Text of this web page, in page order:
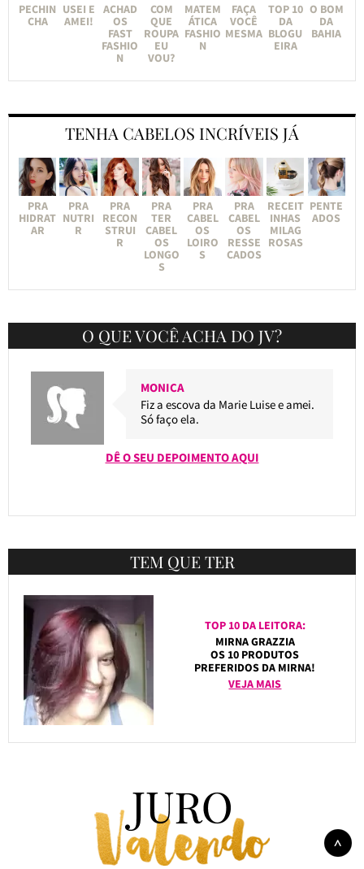
PECHIN
CHA
USEI E
AMEI!
ACHAD
OS
FAST
FASHIO
N
COM
QUE
ROUPA
EU
VOU?
MATEM
ÁTICA
FASHIO
N
FAÇA
VOCÊ
MESMA
TOP 10
DA
BLOGU
EIRA
O BOM
DA
BAHIA
TENHA CABELOS INCRÍVEIS JÁ
PRA
HIDRAT
AR
PRA
NUTRI
R
PRA
RECON
STRUI
R
PRA
TER
CABEL
OS
LONGO
S
PRA
CABEL
OS
LOIRO
S
PRA
CABEL
OS
RESSE
CADOS
RECEIT
INHAS
MILAG
ROSAS
PENTE
ADOS
O QUE VOCÊ ACHA DO JV?
MONICA
Fiz a escova da Marie Luise e amei.
Só faço ela.
DÊ O SEU DEPOIMENTO AQUI
TEM QUE TER
TOP 10 DA LEITORA:
MIRNA GRAZZIA
OS 10 PRODUTOS
PREFERIDOS DA MIRNA!
VEJA MAIS